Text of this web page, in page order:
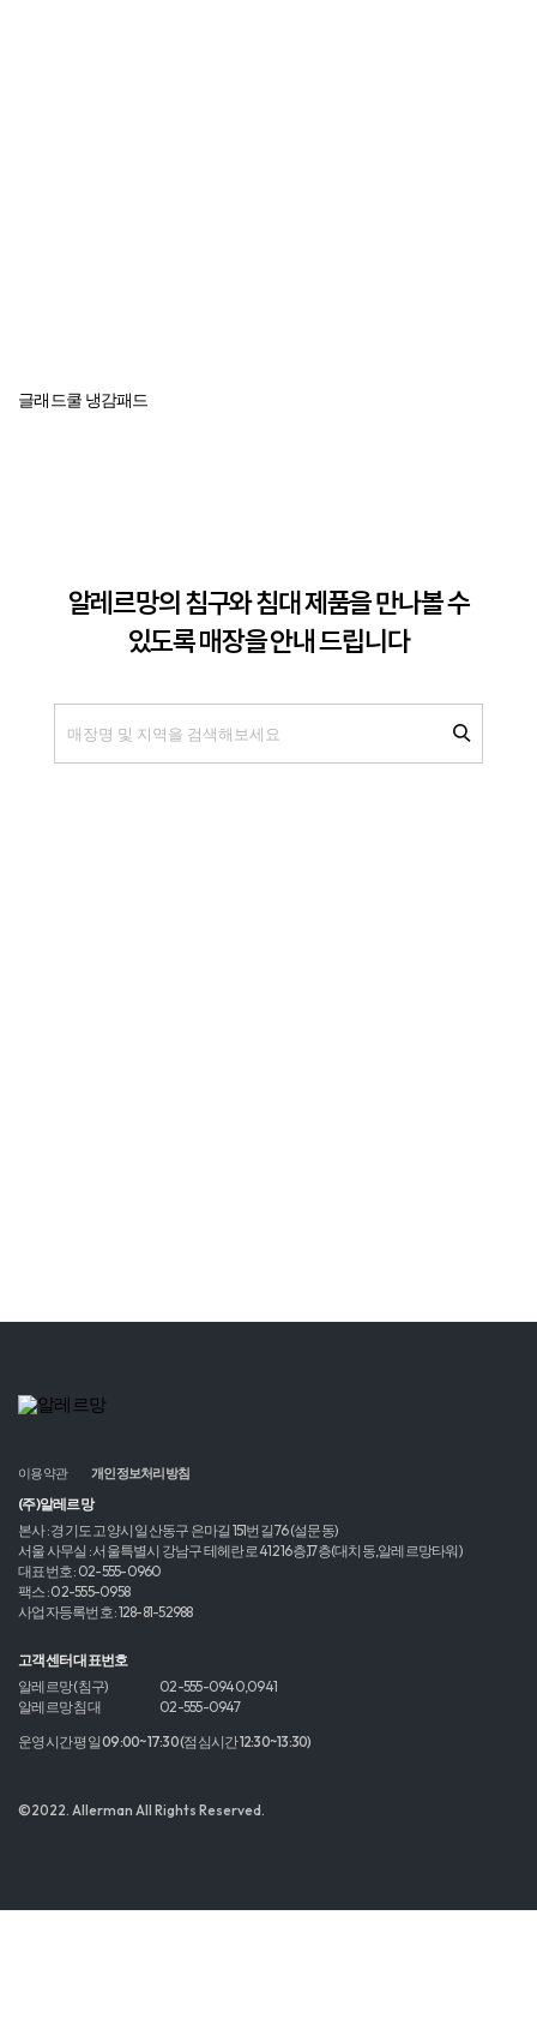
글래드쿨 냉감패드
알레르망의 침구와 침대 제품을 만나볼 수
있도록 매장을 안내 드립니다
이용약관 개인정보처리방침
(주)알레르망
본사 : 경기도 고양시 일산동구 은마길 151번길 76 (설문동)
서울 사무실 : 서울특별시 강남구 테헤란로 412 16층,17층(대치동,알레르망타워)
대표번호 : 02-555-0960
팩스 : 02-555-0958
사업자등록번호 : 128-81-52988
고객센터 대표번호
알레르망 (침구)
02-555-0940,0941
알레르망 침대
02-555-0947
운영시간 평일 09:00~17:30 (점심시간 12:30~13:30)
©2022. Allerman All Rights Reserved.